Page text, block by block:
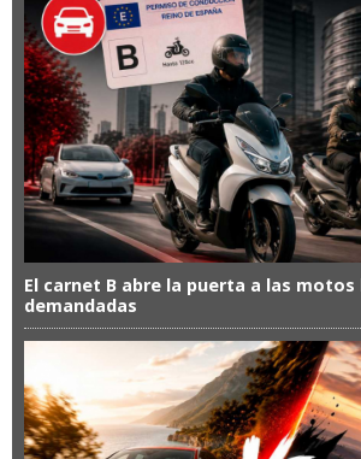
El carnet B abre la puerta a las motos
demandadas